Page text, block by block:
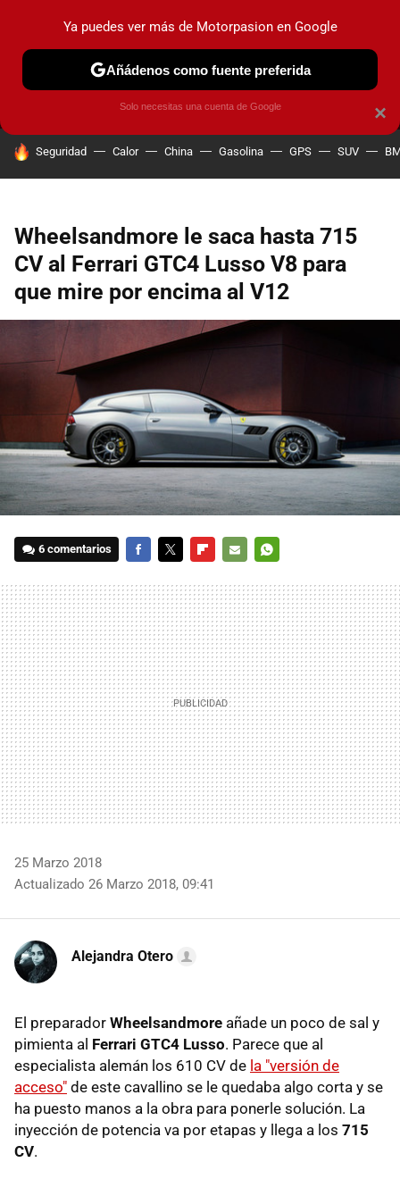
MENÚ NUEVO
COCHES ELÉCTRICOS OBSERVATORIO
HOY SE HABLA DE
Seguridad Calor China Gasolina GPS SUV
Wheelsandmore le saca hasta 715
CV al Ferrari GTC4 Lusso V8 para
que mire por encima al V12
6 comentarios
MAIL
25 Marzo 2018
Actualizado 26 Marzo 2018, 09:41
Alejandra Otero
El preparador Wheelsandmore añade un poco de sal y
pimienta al Ferrari GTC4 Lusso. Parece que al
especialista alemán los 610 CV de la "versión de
acceso" de este cavallino se le quedaba algo corta y se
ha puesto manos a la obra para ponerle solución. La
inyección de potencia va por etapas y llega a los 715
CV.
×
Ya puedes ver más de Motorpasion en Google
Añádenos como fuente preferida
Solo necesitas una cuenta de Google